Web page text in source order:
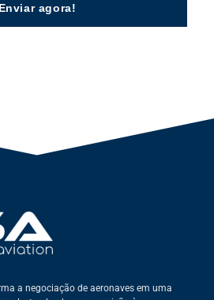
Enviar agora!
a negociação de aeronaves em uma